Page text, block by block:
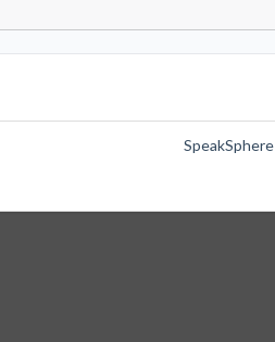
SpeakSphere